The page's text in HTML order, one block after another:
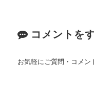
コメントを
お気軽にご質問・コメン